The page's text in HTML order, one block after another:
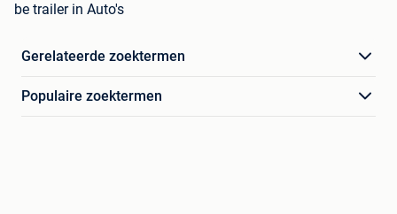
be trailer in Auto's
Gerelateerde zoektermen
Populaire zoektermen